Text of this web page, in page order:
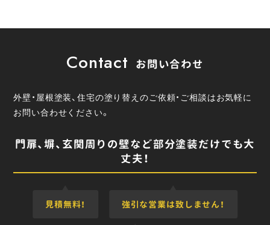
Contact お問い合わせ
外壁・屋根塗装、住宅の塗り替えのご依頼・ご相談はお気軽に
お問い合わせください。
門扉、塀、玄関周りの壁など部分塗装だけでも大
丈夫！
見積無料！ 強引な営業は致しません！